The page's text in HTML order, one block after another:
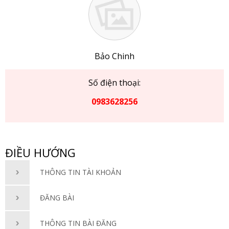
Bảo Chinh
Số điện thoại:
0983628256
ĐIỀU HƯỚNG
THÔNG TIN TÀI KHOẢN
ĐĂNG BÀI
THÔNG TIN BÀI ĐĂNG